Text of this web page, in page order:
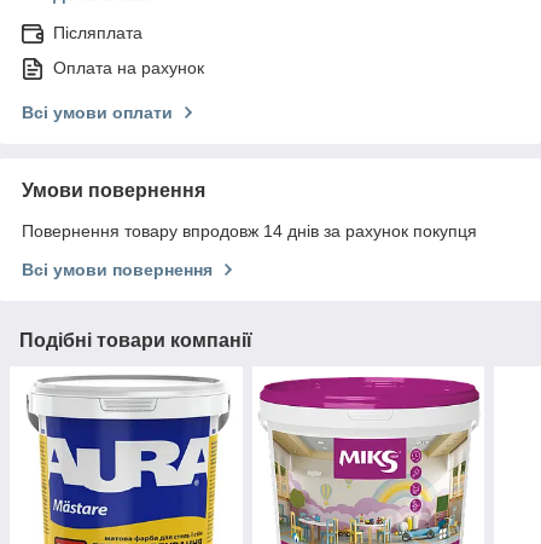
Післяплата
Оплата на рахунок
Всі умови оплати
Умови повернення
Повернення товару впродовж 14 днів за рахунок покупця
Всі умови повернення
Подібні товари компанії